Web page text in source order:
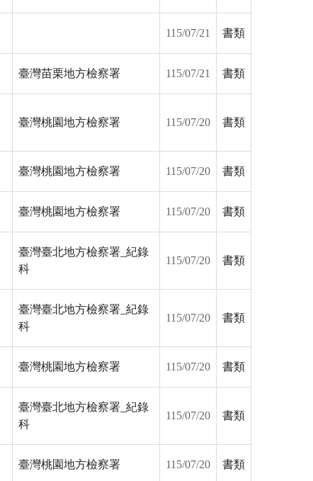
115/07/21 書類
臺灣苗栗地方檢察署 115/07/21 書類
臺灣桃園地方檢察署 115/07/20 書類
臺灣桃園地方檢察署 115/07/20 書類
臺灣桃園地方檢察署 115/07/20 書類
臺灣臺北地方檢察署_紀錄
科
115/07/20 書類
臺灣臺北地方檢察署_紀錄
科
115/07/20 書類
臺灣桃園地方檢察署 115/07/20 書類
臺灣臺北地方檢察署_紀錄
科
115/07/20 書類
臺灣桃園地方檢察署 115/07/20 書類